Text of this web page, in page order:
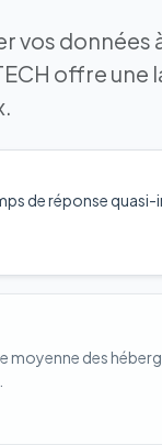
vos données
offre
de réponse
moyenne des